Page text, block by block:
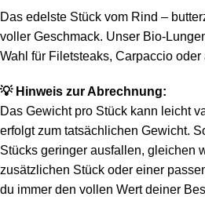
Das edelste Stück vom Rind –
voller Geschmack. Unser Bio-
Wahl für Filetsteaks, Carpaccio
💡 Hinweis zur Abrechnung:
Das Gewicht pro Stück kann leicht
erfolgt zum tatsächlichen Gewicht.
Stücks geringer ausfallen, gleichen
zusätzlichen Stück oder einer
du immer den vollen Wert deiner